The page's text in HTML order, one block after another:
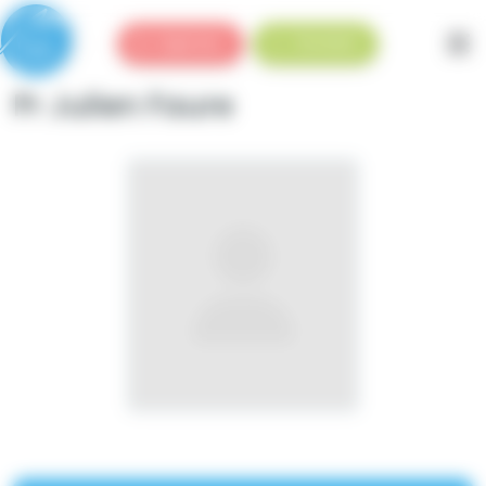
Pr Julien Faure
Panneau de gestion des cookies